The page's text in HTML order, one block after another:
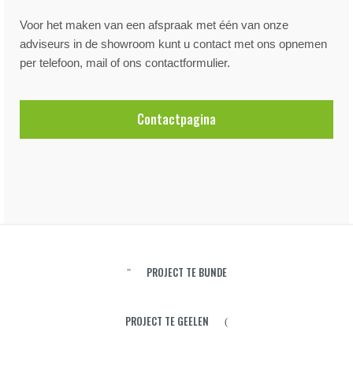
Voor het maken van een afspraak met één van onze
adviseurs in de showroom kunt u contact met ons opnemen
per telefoon, mail of ons contactformulier.
Contactpagina
PROJECT TE BUNDE
PROJECT TE GEELEN